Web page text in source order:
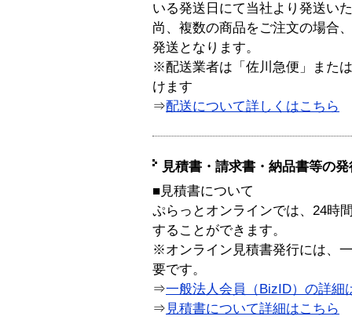
いる発送日にて当社より発送い
尚、複数の商品をご注文の場合
発送となります。
※配送業者は「佐川急便」また
けます
⇒配送について詳しくはこちら
見積書・請求書・納品書等の
■見積書について
ぷらっとオンラインでは、24時
することができます。
※オンライン見積書発行には、
要です。
⇒一般法人会員（BizID）の詳細
⇒ 見積書について詳細はこちら